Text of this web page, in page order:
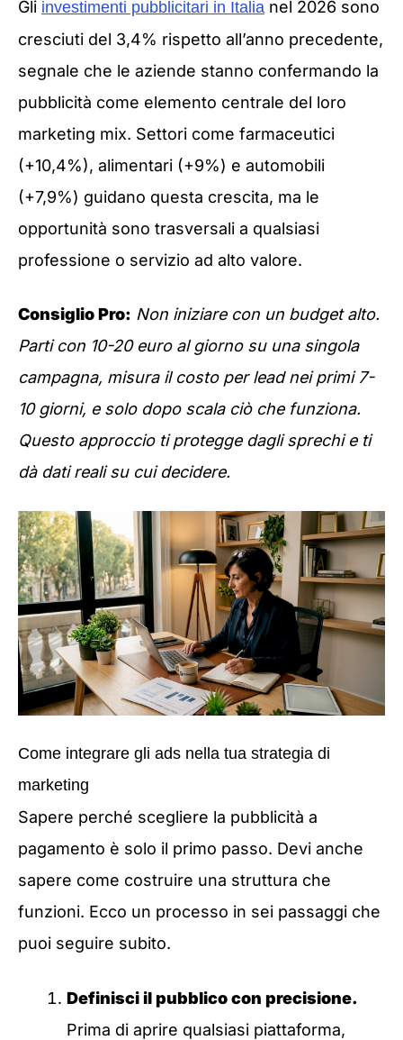
Gli investimenti pubblicitari in Italia nel 2026 sono
cresciuti del 3,4% rispetto all’anno precedente,
segnale che le aziende stanno confermando la
pubblicità come elemento centrale del loro
marketing mix. Settori come farmaceutici
(+10,4%), alimentari (+9%) e automobili
(+7,9%) guidano questa crescita, ma le
opportunità sono trasversali a qualsiasi
professione o servizio ad alto valore.
Consiglio Pro: Non iniziare con un budget alto.
Parti con 10-20 euro al giorno su una singola
campagna, misura il costo per lead nei primi 7-
10 giorni, e solo dopo scala ciò che funziona.
Questo approccio ti protegge dagli sprechi e ti
dà dati reali su cui decidere.
Come integrare gli ads nella tua strategia di
marketing
Sapere perché scegliere la pubblicità a
pagamento è solo il primo passo. Devi anche
sapere come costruire una struttura che
funzioni. Ecco un processo in sei passaggi che
puoi seguire subito.
Definisci il pubblico con precisione.
Prima di aprire qualsiasi piattaforma,